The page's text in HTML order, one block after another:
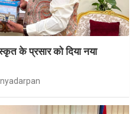
के प्रसार को दिया नया